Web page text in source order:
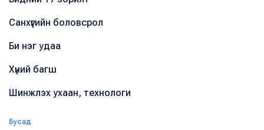
Санхүүгийн боловсрол
Би нэг удаа
Хүний багш
Шинжлэх ухаан, технологи
Бусад